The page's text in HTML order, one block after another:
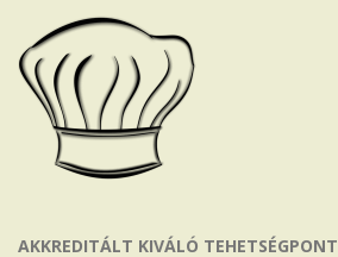
AKKREDITÁLT KIVÁLÓ TEHETSÉGPONT